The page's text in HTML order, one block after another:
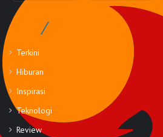
Rubrik
Terkini
Hiburan
Inspirasi
Teknologi
Review